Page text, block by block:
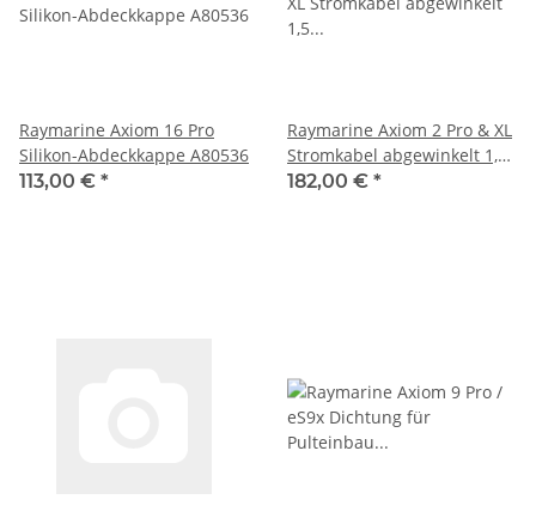
Raymarine Axiom 16 Pro
Silikon-Abdeckkappe A80536
113,00 € *
Raymarine Axiom 2 Pro & XL
Stromkabel abgewinkelt 1,5
m A80745
182,00 € *